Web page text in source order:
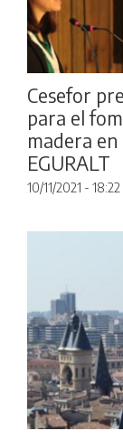
Cesefor
para el
madera
EGURALT
10/11/2021 - 18:22